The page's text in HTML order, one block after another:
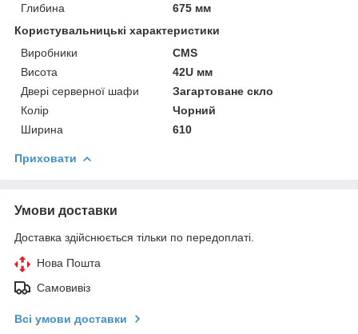
Глибина
675 мм
Користувальницькі характеристики
Виробники
CMS
Висота
42U мм
Двері серверної шафи
Загартоване скло
Колір
Чорний
Ширина
610
Приховати
Умови доставки
Доставка здійснюється тільки по передоплаті.
Нова Пошта
Самовивіз
Всі умови доставки